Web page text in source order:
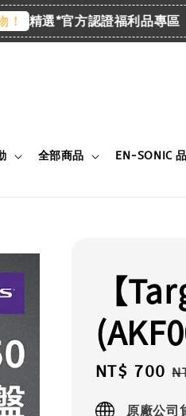
*官方認證福利品專區 現在
全部商品 EN-SONIC
【
Sale
NT$ 700
原廠公司